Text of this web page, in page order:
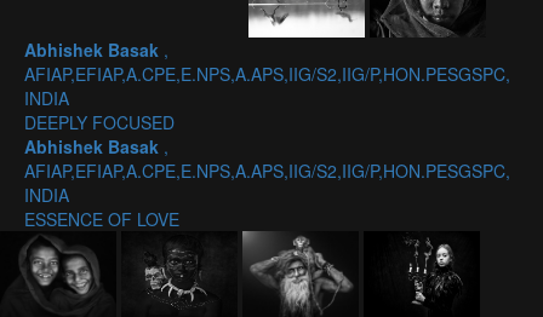
Abhishek Basak ,
AFIAP,EFIAP,A.CPE,E.NPS,A.APS,IIG/S2,IIG/P,HON.PESGSPC,
INDIA
DEEPLY FOCUSED
Abhishek Basak ,
AFIAP,EFIAP,A.CPE,E.NPS,A.APS,IIG/S2,IIG/P,HON.PESGSPC,
INDIA
ESSENCE OF LOVE